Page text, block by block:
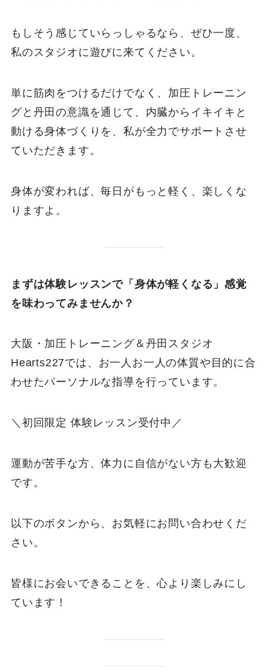
もしそう感じていらっしゃるなら、ぜひ一度、
私のスタジオに遊びに来てください。
単に筋肉をつけるだけでなく、加圧トレーニン
グと丹田の意識を通じて、内臓からイキイキと
動ける身体づくりを、私が全力でサポートさせ
ていただきます。
身体が変われば、毎日がもっと軽く、楽しくな
りますよ。
まずは体験レッスンで「身体が軽くなる」感覚
を味わってみませんか？
大阪・加圧トレーニング＆丹田スタジオ
Hearts227では、お一人お一人の体質や目的に合
わせたパーソナルな指導を行っています。
＼初回限定 体験レッスン受付中／
運動が苦手な方、体力に自信がない方も大歓迎
です。
以下のボタンから、お気軽にお問い合わせくだ
さい。
皆様にお会いできることを、心より楽しみにし
ています！